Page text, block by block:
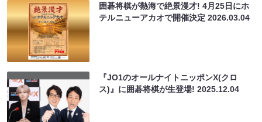
囲碁将棋が熱海で絶景漫才! 4月25日にホ
テルニューアカオで開催決定2026.03.04
『JO1のオールナイトニッポンX(クロ
ス)』に囲碁将棋が生登場!2025.12.04